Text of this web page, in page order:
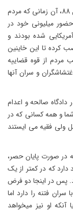
از قضا این جمله خواسته اغلب مردم ایران بود در سال 88، آن زمانی که مردم
حضور میلیونی خود در
شده بودند و
کرده تا این خاینین
مردم از قوه قضاییه
و سران آنها
صالحه و اعدام
و همه کسانی که در
ولی فقیه می ایستند
در صورت پایان حصر،
که در کمتر از یک
پس در اینجا دو فرض
فتنه را دارد اما
او نیز میخواهد